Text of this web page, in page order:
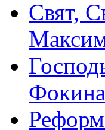
Свят,
Фокина